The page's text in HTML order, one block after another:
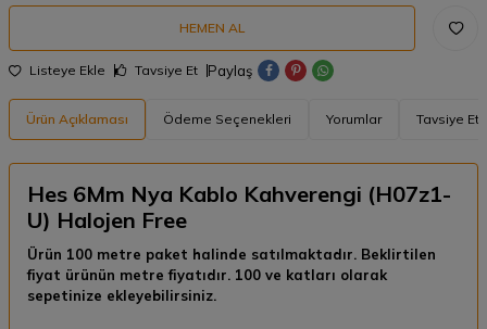
HEMEN AL
Listeye Ekle Tavsiye Et Paylaş
Ürün Açıklaması Ödeme Seçenekleri Yorumlar Tavsiye Et
Hes 6Mm Nya Kablo Kahverengi (H07z1-
U) Halojen Free
Ürün 100 metre paket halinde satılmaktadır. Beklirtilen
fiyat ürünün metre fiyatıdır. 100 ve katları olarak
sepetinize ekleyebilirsiniz.